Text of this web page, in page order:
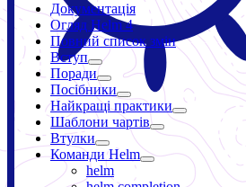
Документація
Огляд Helm 4
Повний список змін
Вступ
Поради
Посібники
Найкращі практики
Шаблони чартів
Втулки
Команди Helm
helm